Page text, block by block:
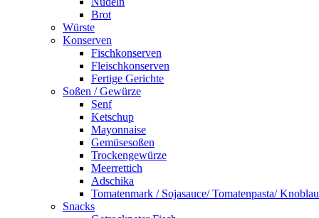
Brot
Würste
Konserven
Fischkonserven
Fleischkonserven
Fertige Gerichte
Soßen / Gewürze
Senf
Ketschup
Mayonnaise
Gemüsesoßen
Trockengewürze
Meerrettich
Adschika
Tomatenmark / Sojasauce/ Tomatenpasta/
Snacks